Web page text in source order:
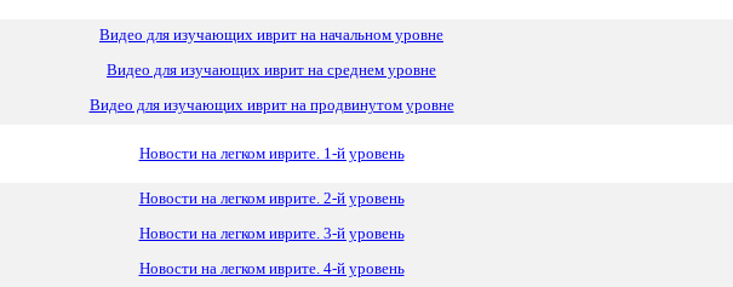
Видео для изучающих иврит на начальном уровне
Видео для изучающих иврит на среднем уровне
Видео для изучающих иврит на продвинутом уровне
Новости на легком иврите. 1-й уровень
Новости на легком иврите. 2-й уровень
Новости на легком иврите. 3-й уровень
Новости на легком иврите. 4-й уровень